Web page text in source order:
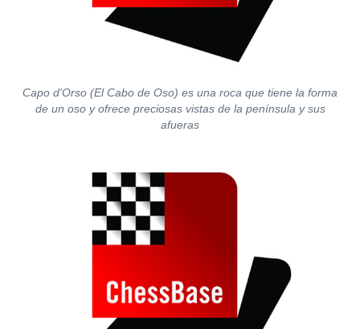
Capo d'Orso (El Cabo de Oso) es una roca que tiene la forma
de un oso y ofrece preciosas vistas de la península y sus
afueras